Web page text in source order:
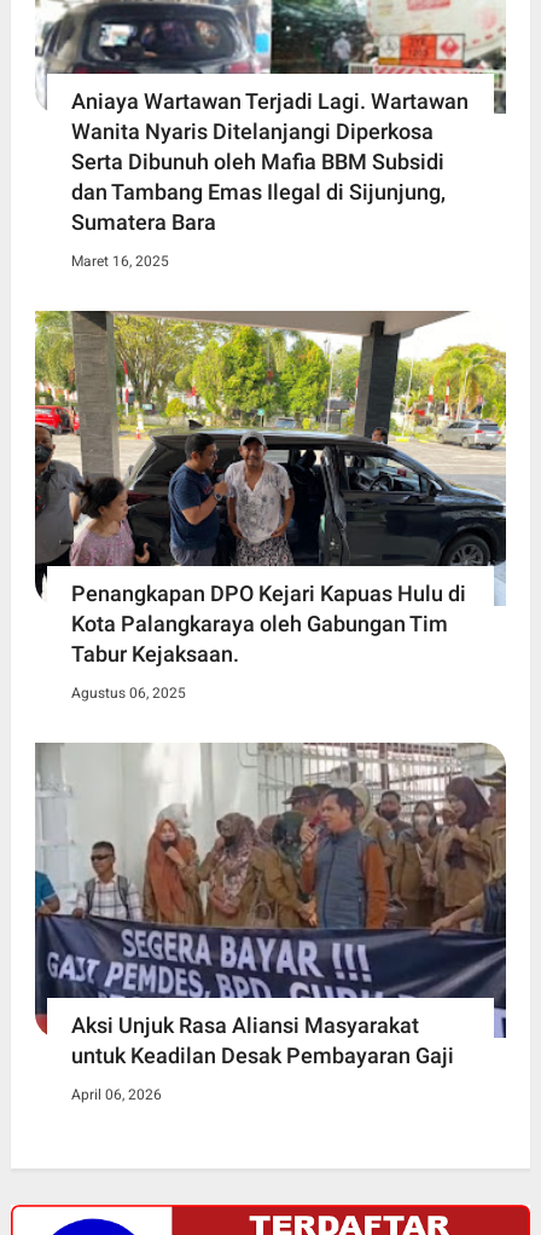
Aniaya Wartawan Terjadi Lagi. Wartawan
Wanita Nyaris Ditelanjangi Diperkosa
Serta Dibunuh oleh Mafia BBM Subsidi
dan Tambang Emas Ilegal di Sijunjung,
Sumatera Bara
Maret 16, 2025
Penangkapan DPO Kejari Kapuas Hulu di
Kota Palangkaraya oleh Gabungan Tim
Tabur Kejaksaan.
Agustus 06, 2025
Aksi Unjuk Rasa Aliansi Masyarakat
untuk Keadilan Desak Pembayaran Gaji
April 06, 2026